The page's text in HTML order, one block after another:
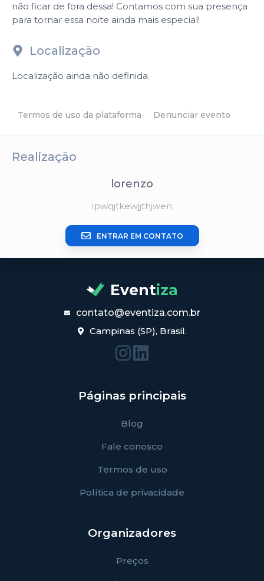
não ficar de fora dessa! Contamos com sua presença
para tornar essa noite ainda mais especial!
Localização
Localização ainda não definida.
Termos de uso da plataforma Denunciar evento
Realização
lorenzo
ipwqjtkewjjthjwen
ENTRAR EM CONTATO
Eventiza
contato@eventiza.com.br
Campinas (SP), Brasil.
Páginas principais
Blog
Fale conosco
Termos de uso
Política de privacidade
Organizadores
Preços